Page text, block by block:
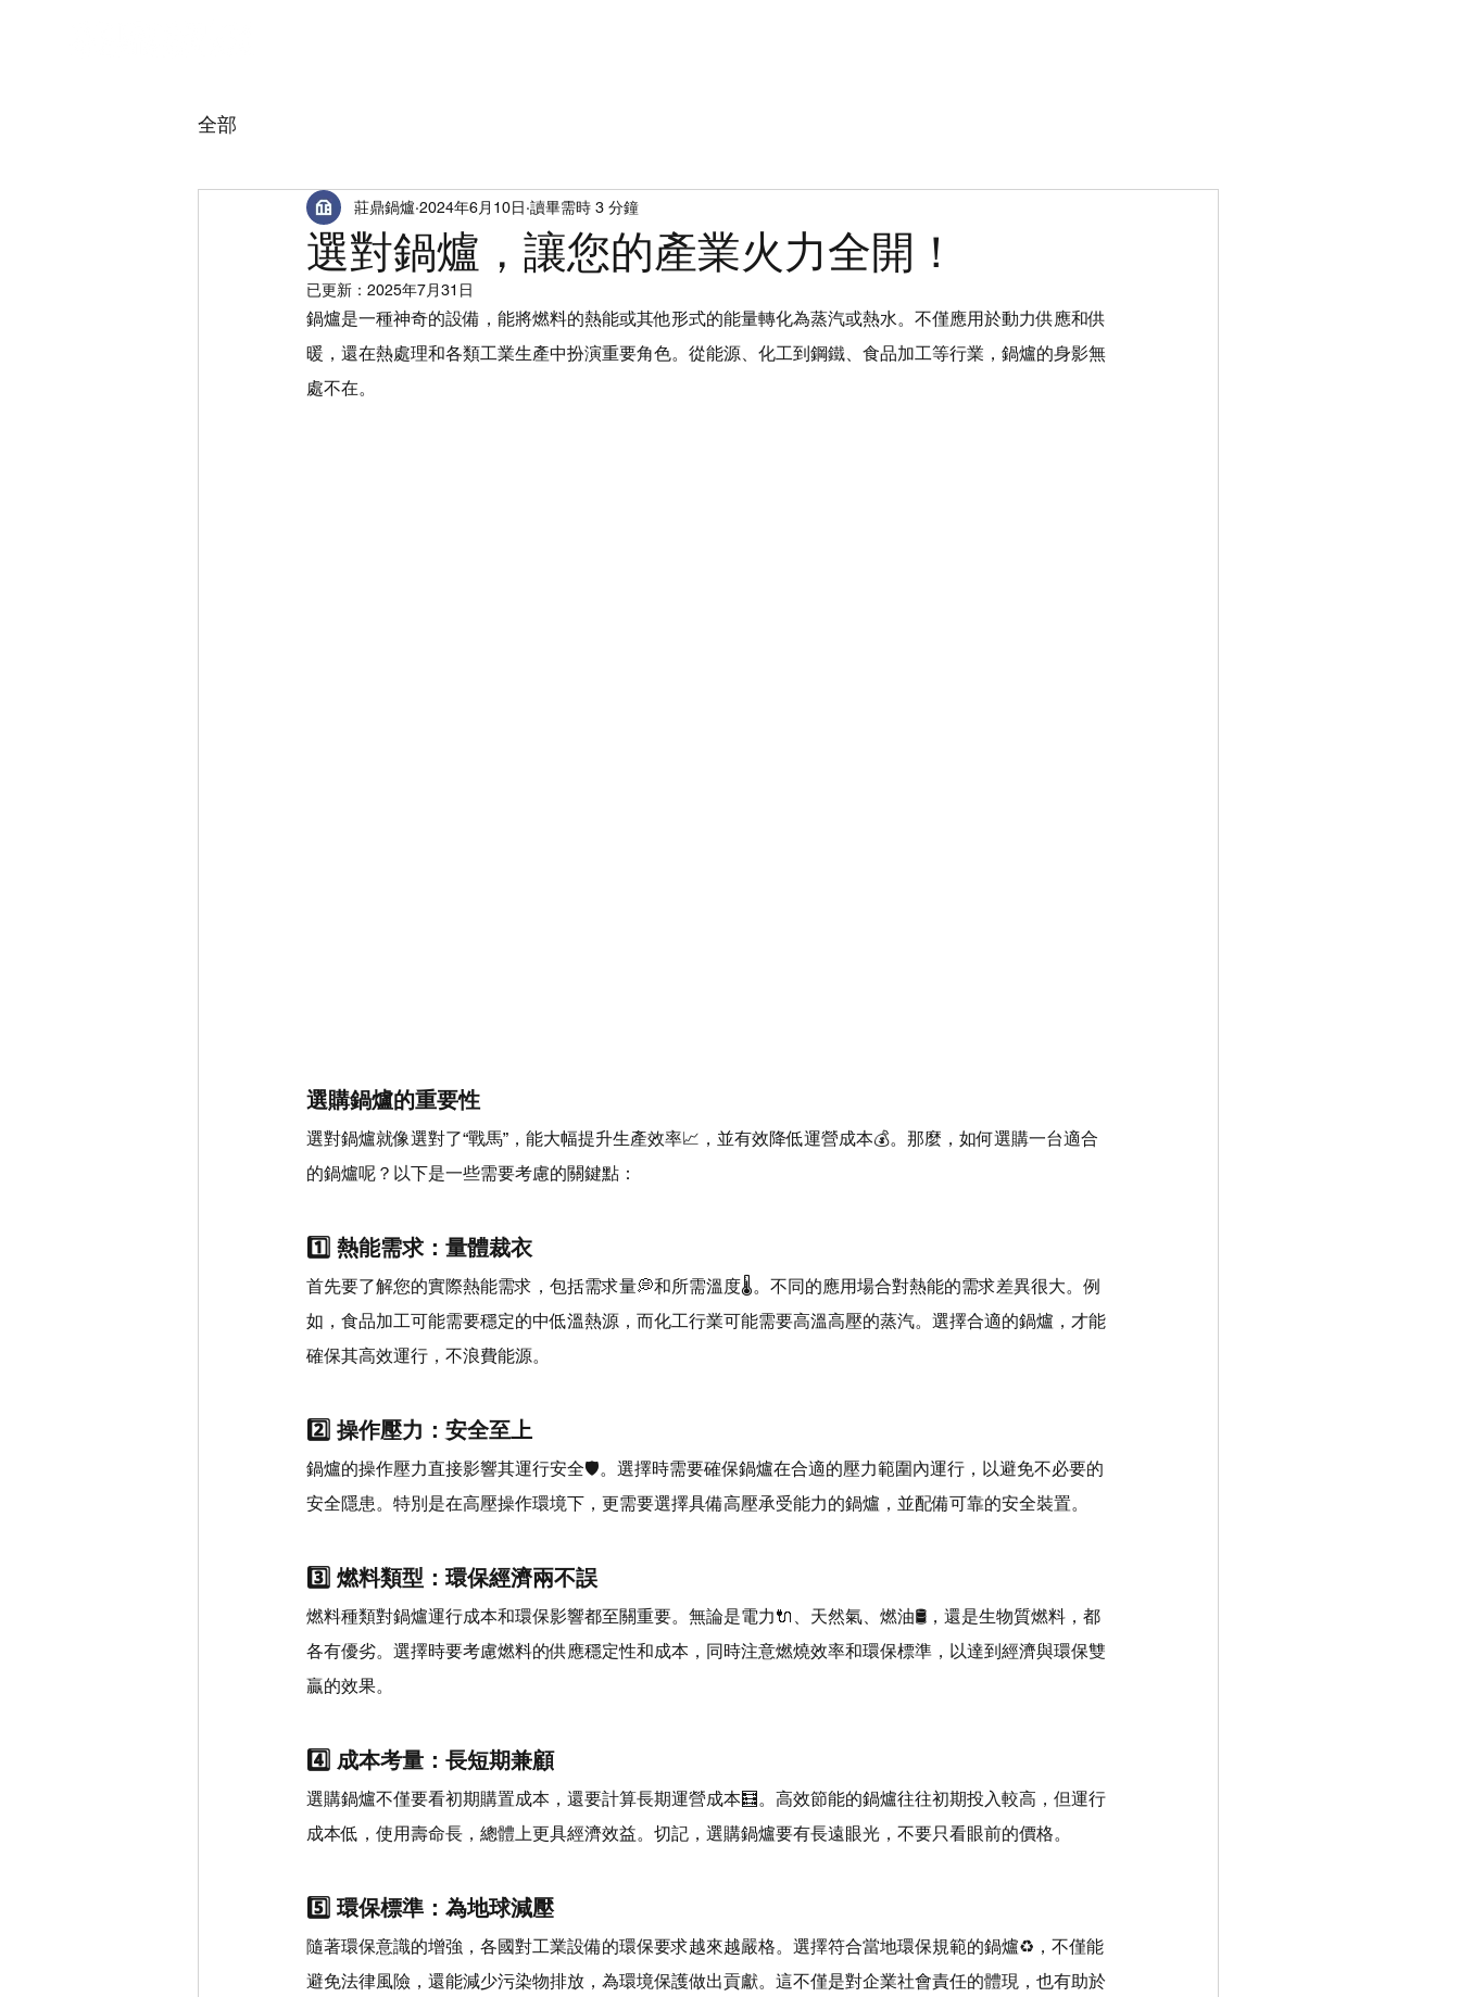
全部
選對鍋爐，讓您的產業火力全開！
莊鼎鍋爐 2024年6月10日 讀畢需時 3 分鐘
已更新： 2025年7月31日
鍋爐是一種神奇的設備，能將燃料的熱能或其他形式的能量轉化為蒸汽或熱水。不僅應用於動力供應和供
暖，還在熱處理和各類工業生產中扮演重要角色。從能源、化工到鋼鐵、食品加工等行業，鍋爐的身影無
處不在。
選購鍋爐的重要性
選對鍋爐就像選對了“戰馬”，能大幅提升生產效率📈，並有效降低運營成本💰。那麼，如何選購一台適合
的鍋爐呢？以下是一些需要考慮的關鍵點：
1️⃣ 熱能需求：量體裁衣
首先要了解您的實際熱能需求，包括需求量💭和所需溫度🌡。不同的應用場合對熱能的需求差異很大。例
如，食品加工可能需要穩定的中低溫熱源，而化工行業可能需要高溫高壓的蒸汽。選擇合適的鍋爐，才能
確保其高效運行，不浪費能源。
2️⃣ 操作壓力：安全至上
鍋爐的操作壓力直接影響其運行安全🛡。選擇時需要確保鍋爐在合適的壓力範圍內運行，以避免不必要的
安全隱患。特別是在高壓操作環境下，更需要選擇具備高壓承受能力的鍋爐，並配備可靠的安全裝置。
3️⃣ 燃料類型：環保經濟兩不誤
燃料種類對鍋爐運行成本和環保影響都至關重要。無論是電力🔌、天然氣、燃油🛢，還是生物質燃料，都
各有優劣。選擇時要考慮燃料的供應穩定性和成本，同時注意燃燒效率和環保標準，以達到經濟與環保雙
贏的效果。
4️⃣ 成本考量：長短期兼顧
選購鍋爐不僅要看初期購置成本，還要計算長期運營成本🧮。高效節能的鍋爐往往初期投入較高，但運行
成本低，使用壽命長，總體上更具經濟效益。切記，選購鍋爐要有長遠眼光，不要只看眼前的價格。
5️⃣ 環保標準：為地球減壓
隨著環保意識的增強，各國對工業設備的環保要求越來越嚴格。選擇符合當地環保規範的鍋爐♻️，不僅能
避免法律風險，還能減少污染物排放，為環境保護做出貢獻。這不僅是對企業社會責任的體現，也有助於